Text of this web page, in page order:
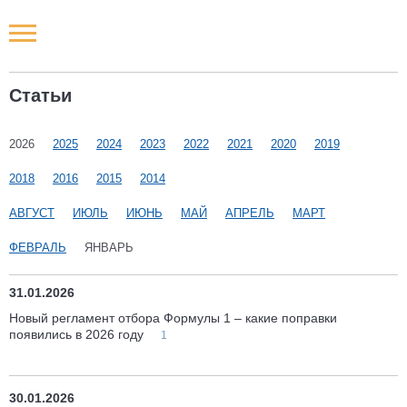
Статьи
2026 2025 2024 2023 2022 2021 2020 2019
2018 2016 2015 2014
АВГУСТ ИЮЛЬ ИЮНЬ МАЙ АПРЕЛЬ МАРТ
ФЕВРАЛЬ ЯНВАРЬ
31.01.2026
Новый регламент отбора Формулы 1 – какие поправки
появились в 2026 году
1
30.01.2026
Новости РФ
Наши мероприятия
Статьи